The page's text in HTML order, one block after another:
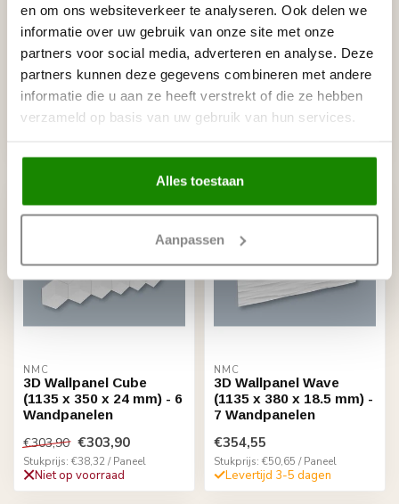
en om ons websiteverkeer te analyseren. Ook delen we
informatie over uw gebruik van onze site met onze
partners voor social media, adverteren en analyse. Deze
partners kunnen deze gegevens combineren met andere
informatie die u aan ze heeft verstrekt of die ze hebben
verzameld op basis van uw gebruik van hun services.
Alles toestaan
Aanpassen
3D Wallpanel Icon (1135
x 380 x 45 mm) - 3
Wandpanelen
€177,27
3D Wallpanel Bump
(1135 x 380 x 43 mm) - 3
wandpanelen
€177,27
NMC
3D Wallpanel Cube
(1135 x 350 x 24 mm) - 6
Wandpanelen
€303,90 €303,90
Stukprijs: €38,32 / Paneel
Niet op voorraad
NMC
3D Wallpanel Wave
(1135 x 380 x 18.5 mm) -
7 Wandpanelen
€354,55
Stukprijs: €50,65 / Paneel
Levertijd 3-5 dagen